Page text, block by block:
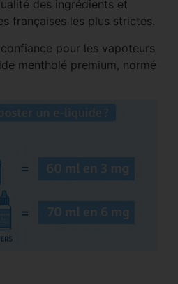
des ingrédients et
françaises les plus strictes.
pour les vapoteurs
mentholé premium, normé